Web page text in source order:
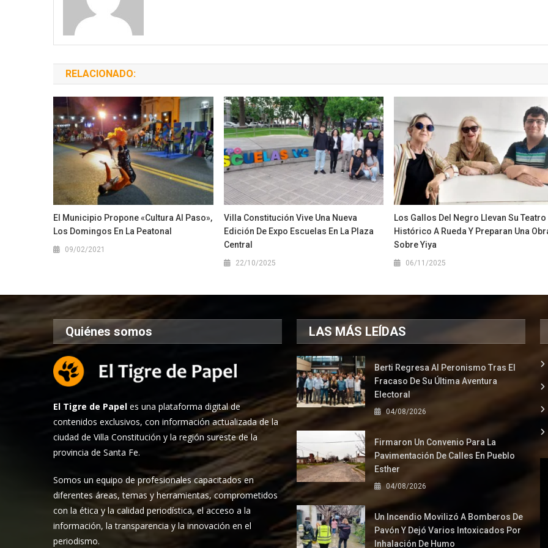
RELACIONADO:
El Municipio Propone «Cultura Al Paso»,
Los Domingos En La Peatonal
09/02/2021
Villa Constitución Vive Una Nueva
Edición De Expo Escuelas En La Plaza
Central
22/10/2025
Los Gallos Del Negro Llevan Su Teatro
Histórico A Rueda Y Preparan Una
Sobre Yiya
06/11/2025
Quiénes somos
El Tigre de Papel es una plataforma digital de
contenidos exclusivos, con información actualizada de la
ciudad de Villa Constitución y la región sureste de la
provincia de Santa Fe.
Somos un equipo de profesionales capacitados en
diferentes áreas, temas y herramientas, comprometidos
con la ética y la calidad periodística, el acceso a la
información, la transparencia y la innovación en el
periodismo.
LAS MÁS LEÍDAS
Berti Regresa Al Peronismo Tras El
Fracaso De Su Última Aventura
Electoral
04/08/2026
Firmaron Un Convenio Para La
Pavimentación De Calles En Pueblo
Esther
04/08/2026
Un Incendio Movilizó A Bomberos De
Pavón Y Dejó Varios Intoxicados Por
Inhalación De Humo